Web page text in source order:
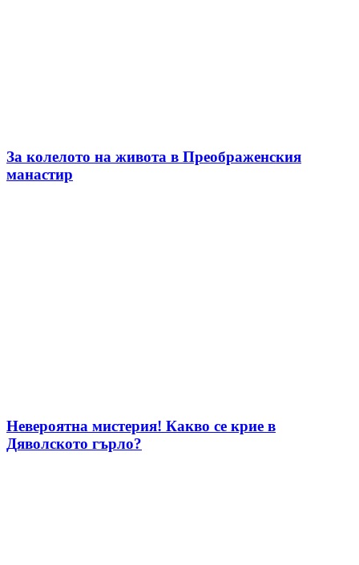
За колелото на живота в Преображенския
манастир
Невероятна мистерия! Какво се крие в
Дяволското гърло?